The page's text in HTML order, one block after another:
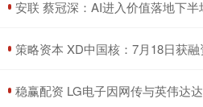
安联 蔡冠深：AI进入价值落地下半场 粤
策略资本 XD中国核：7月18日获融资买入
稳赢配资 LG电子因网传与英伟达